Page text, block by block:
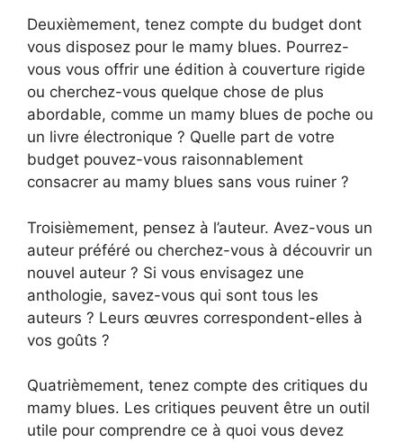
Deuxièmement, tenez compte du budget dont
vous disposez pour le mamy blues. Pourrez-
vous vous offrir une édition à couverture rigide
ou cherchez-vous quelque chose de plus
abordable, comme un mamy blues de poche ou
un livre électronique ? Quelle part de votre
budget pouvez-vous raisonnablement
consacrer au mamy blues sans vous ruiner ?
Troisièmement, pensez à l’auteur. Avez-vous un
auteur préféré ou cherchez-vous à découvrir un
nouvel auteur ? Si vous envisagez une
anthologie, savez-vous qui sont tous les
auteurs ? Leurs œuvres correspondent-elles à
vos goûts ?
Quatrièmement, tenez compte des critiques du
mamy blues. Les critiques peuvent être un outil
utile pour comprendre ce à quoi vous devez